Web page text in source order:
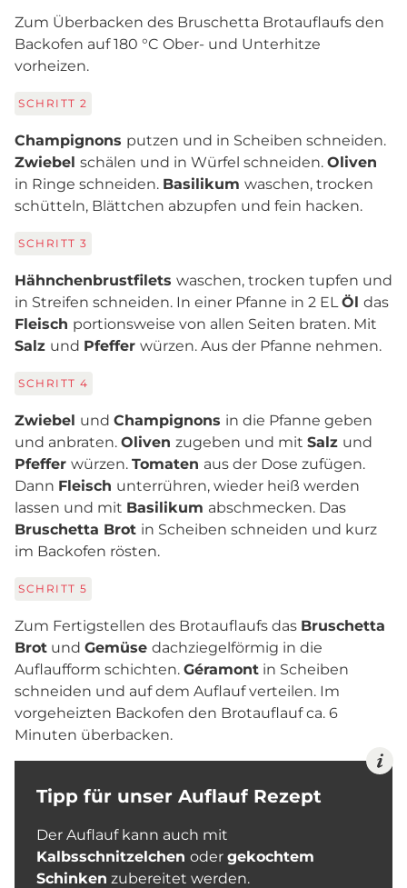
Zum Überbacken des Bruschetta Brotauflaufs den
Backofen auf 180 °C Ober- und Unterhitze
vorheizen.
SCHRITT 2
Champignons putzen und in Scheiben schneiden.
Zwiebel schälen und in Würfel schneiden. Oliven
in Ringe schneiden. Basilikum waschen, trocken
schütteln, Blättchen abzupfen und fein hacken.
SCHRITT 3
Hähnchenbrustfilets waschen, trocken tupfen und
in Streifen schneiden. In einer Pfanne in 2 ELÖl das
Fleisch portionsweise von allen Seiten braten. Mit
Salz und Pfeffer würzen. Aus der Pfanne nehmen.
SCHRITT 4
Zwiebel und Champignons in die Pfanne geben
und anbraten. Oliven zugeben und mit Salz und
Pfeffer würzen. Tomaten aus der Dose zufügen.
Dann Fleisch unterrühren, wieder heiß werden
lassen und mit Basilikum abschmecken. Das
Bruschetta Brot in Scheiben schneiden und kurz
im Backofen rösten.
SCHRITT 5
Zum Fertigstellen des Brotauflaufs das Bruschetta
Brot und Gemüse dachziegelförmig in die
Auflaufform schichten. Géramont in Scheiben
schneiden und auf dem Auflauf verteilen. Im
vorgeheizten Backofen den Brotauflauf ca. 6
Minuten überbacken.
Tipp für unser Auflauf Rezept
Der Auflauf kann auch mit
Kalbsschnitzelchen oder gekochtem
Schinken zubereitet werden.